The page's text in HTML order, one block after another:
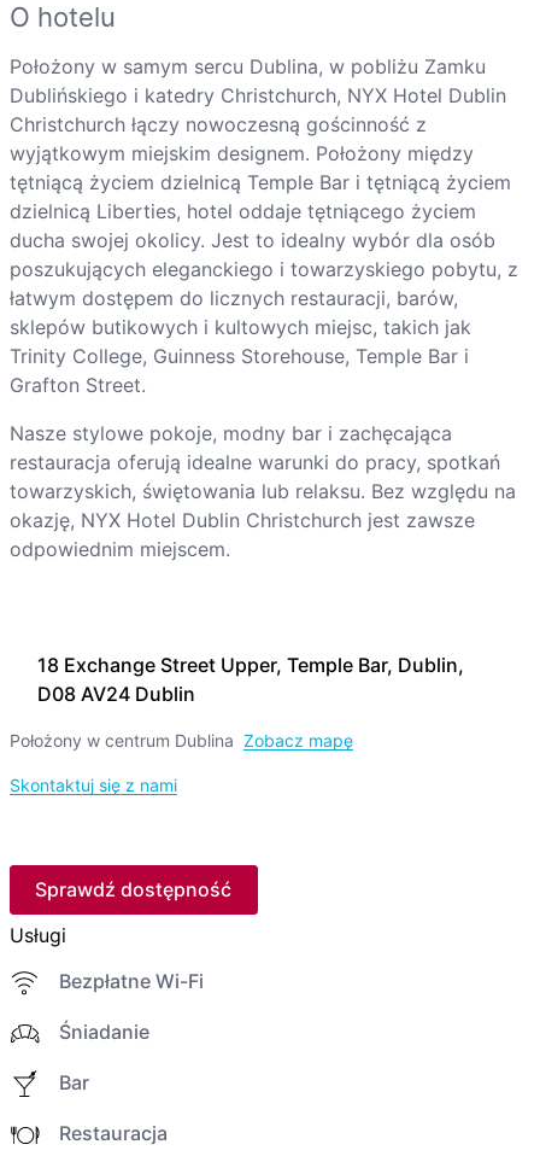
18 Exchange Street Upper, Temple Bar, Dublin,
D08 AV24 Dublin
Położony w centrum Dublina Zobacz mapę
Skontaktuj się z nami
Sprawdź dostępność
Usługi
Bezpłatne Wi-Fi
Śniadanie
Bar
Restauracja
O hotelu
Położony w samym sercu Dublina, w pobliżu Zamku
Dublińskiego i katedry Christchurch, NYX Hotel Dublin
Christchurch łączy nowoczesną gościnność z
wyjątkowym miejskim designem. Położony między
tętniącą życiem dzielnicą Temple Bar i tętniącą życiem
dzielnicą Liberties, hotel oddaje tętniącego życiem
ducha swojej okolicy. Jest to idealny wybór dla osób
poszukujących eleganckiego i towarzyskiego pobytu, z
łatwym dostępem do licznych restauracji, barów,
sklepów butikowych i kultowych miejsc, takich jak
Trinity College, Guinness Storehouse, Temple Bar i
Grafton Street.
Nasze stylowe pokoje, modny bar i zachęcająca
restauracja oferują idealne warunki do pracy, spotkań
towarzyskich, świętowania lub relaksu. Bez względu na
okazję, NYX Hotel Dublin Christchurch jest zawsze
odpowiednim miejscem.